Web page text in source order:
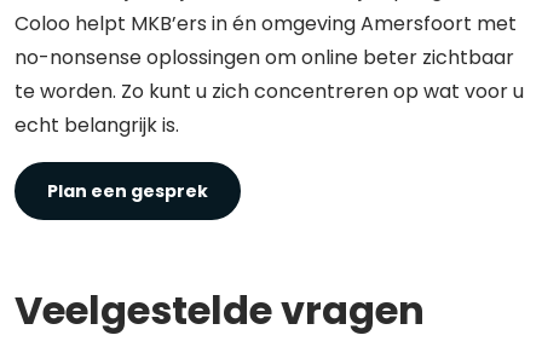
Coloo helpt MKB’ers in én omgeving Amersfoort met
no-nonsense oplossingen om online beter zichtbaar
te worden. Zo kunt u zich concentreren op wat voor u
echt belangrijk is.
Plan een gesprek
Veelgestelde vragen